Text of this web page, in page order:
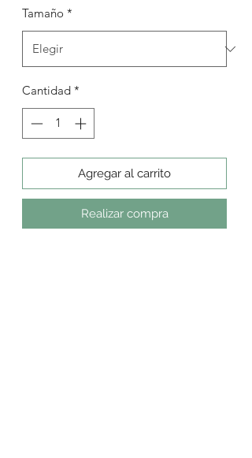
Tamaño *
Cantidad *
Agregar al carrito
Realizar compra